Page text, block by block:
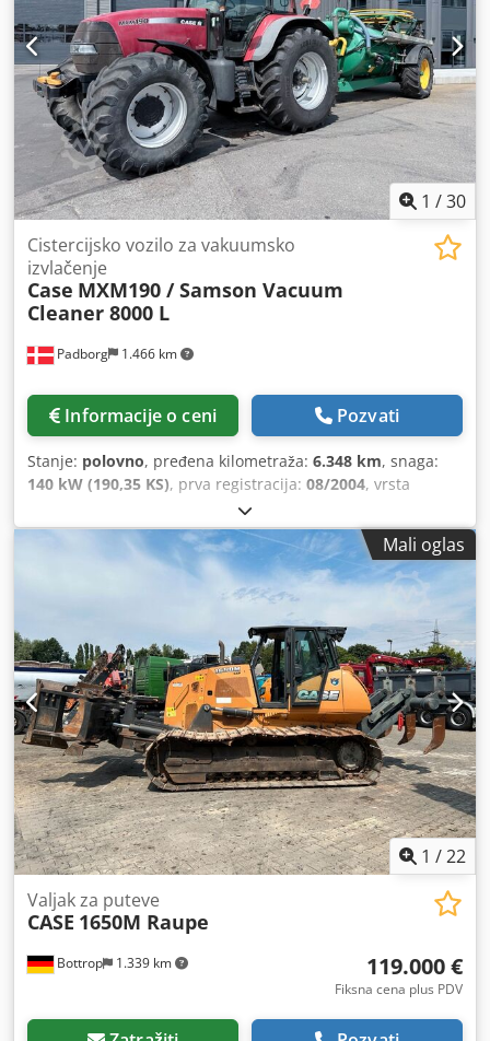
1 /30
Padborg 1.466 km
Cistercijsko vozilo za vakuumsko
izvlačenje
Case MXM190 / Samson Vacuum
Cleaner 8000 L
Informacije o ceni Pozvati
Stanje: polovno, pređena kilometraža: 6.348 km, snaga:
140 kW (190,35 KS), prva registracija: 08/2004, vrsta
, Godina proizvodnje:
Model: MXM190 / Samson Usisivač 8000 L Godina: 2004
Stanje: Dobro Serijski broj: ACM231045 Ref. br.: 8084
Datum registracije: Snaga: 190 KS Radni sati: 6348 Menjač:
Potpuni powershift 19+6 Rezervoar za dizel: 1 Chodpfx
Aeynq Dbem Aoa Zapremina rezervoara: 400 L Radio: ?
Vazdušno sedište: ? Disk kočnice: Mokre kočnice Dimenzije
pneumatika: 600/65R25 + 650/75R38 - 520/70R34 Preostali
dezen: 60% 90% - 40% Kutija za alat: ? Hidraulični sistem: ?
Proizvođač rezervoara: Samson Kapacitet rezervoara: 8000
L Visokotlačna pumpa: 2 x HPP Kapacitet visokog pritiska:
122 l/min - 130 bar Vakuum pumpa: Samson Daljinsko
upravljanje: ?
Mali oglas
1 /22
Bottrop 1.339 km
Valjak za puteve
CASE 1650M Raupe
119.000 €
Fiksna cena plus PDV